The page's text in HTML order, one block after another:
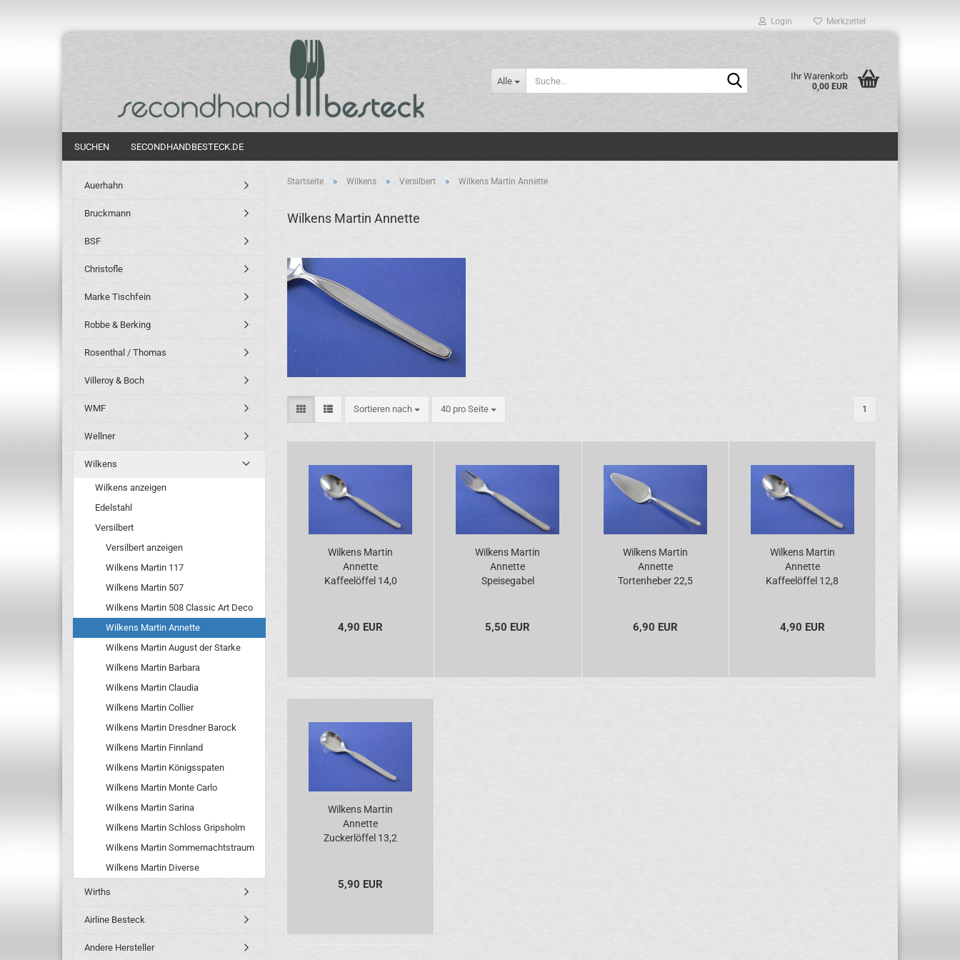
Login Merkzettel
Alle Ihr Warenkorb
0,00 EUR
SUCHEN SECONDHANDBESTECK.DE
Startseite » Wilkens » Versilbert » Wilkens Martin Annette
Wilkens Martin Annette
Sortieren nach
Sortieren nach 40 pro Seite
pro Seite 1
Wilkens Martin
Annette
Kaffeelöffel 14,0
4,90 EUR
Wilkens Martin
Annette
Speisegabel
5,50 EUR
Wilkens Martin
Annette
Tortenheber 22,5
6,90 EUR
Wilkens Martin
Annette
Kaffeelöffel 12,8
4,90 EUR
Wilkens Martin
Annette
Zuckerlöffel 13,2
5,90 EUR
Auerhahn
Bruckmann
BSF
Christofle
Marke Tischfein
Robbe & Berking
Rosenthal / Thomas
Villeroy & Boch
WMF
Wellner
Wilkens
Wilkens anzeigen
Edelstahl
Versilbert
Versilbert anzeigen
Wilkens Martin 117
Wilkens Martin 507
Wilkens Martin 508 Classic Art Deco
Wilkens Martin Annette
Wilkens Martin August der Starke
Wilkens Martin Barbara
Wilkens Martin Claudia
Wilkens Martin Collier
Wilkens Martin Dresdner Barock
Wilkens Martin Finnland
Wilkens Martin Königsspaten
Wilkens Martin Monte Carlo
Wilkens Martin Sarina
Wilkens Martin Schloss Gripsholm
Wilkens Martin Sommernachtstraum
Wilkens Martin Diverse
Wirths
Airline Besteck
Andere Hersteller